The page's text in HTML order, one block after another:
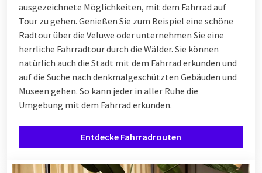
ausgezeichnete Möglichkeiten, mit dem Fahrrad auf
Tour zu gehen. Genießen Sie zum Beispiel eine schöne
Radtour über die Veluwe oder unternehmen Sie eine
herrliche Fahrradtour durch die Wälder. Sie können
natürlich auch die Stadt mit dem Fahrrad erkunden und
auf die Suche nach denkmalgeschützten Gebäuden und
Museen gehen. So kann jeder in aller Ruhe die
Umgebung mit dem Fahrrad erkunden.
Entdecke Fahrradrouten